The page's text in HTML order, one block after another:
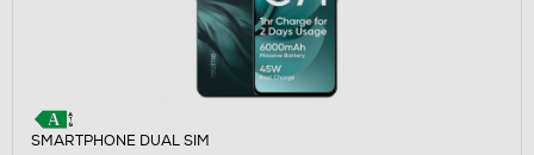
SMARTPHONE DUAL SIM